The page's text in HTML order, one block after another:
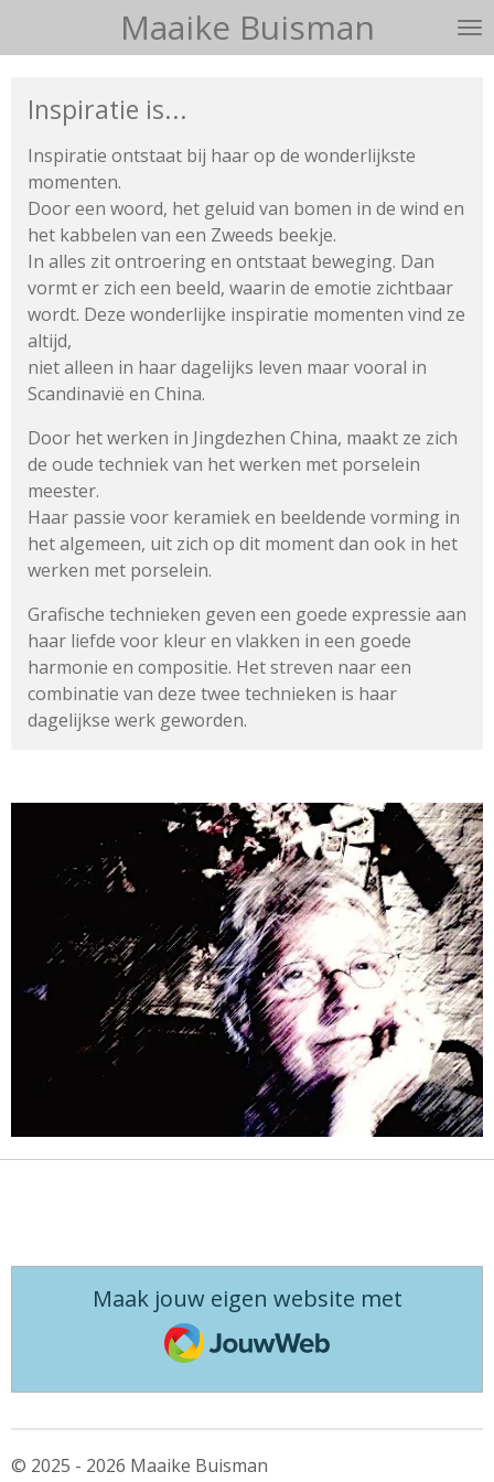
de
hoofdinhoud
Maaike Buisman
Inspiratie is...
Inspiratie ontstaat bij haar op de wonderlijkste
momenten.
Door een woord, het geluid van bomen in de wind en
het kabbelen van een Zweeds beekje.
In alles zit ontroering en ontstaat beweging. Dan
vormt er zich een beeld, waarin de emotie zichtbaar
wordt. Deze wonderlijke inspiratie momenten vind ze
altijd,
niet alleen in haar dagelijks leven maar vooral in
Scandinavië en China.
Door het werken in Jingdezhen China, maakt ze zich
de oude techniek van het werken met porselein
meester.
Haar passie voor keramiek en beeldende vorming in
het algemeen, uit zich op dit moment dan ook in het
werken met porselein.
Grafische technieken geven een goede expressie aan
haar liefde voor kleur en vlakken in een goede
harmonie en compositie. Het streven naar een
combinatie van deze twee technieken is haar
dagelijkse werk geworden.
Maak jouw eigen website met
JouwWeb
© 2025 - 2026 Maaike Buisman